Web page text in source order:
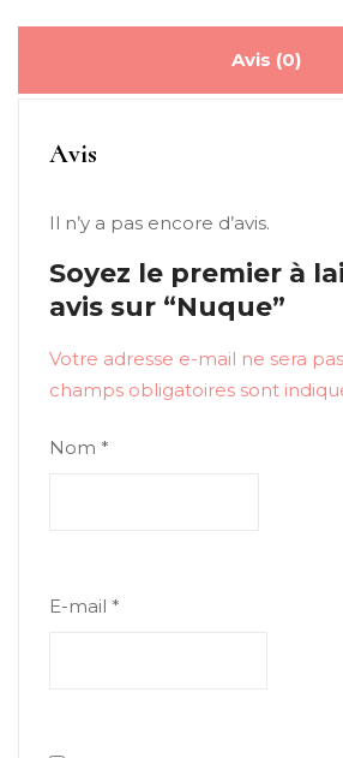
Avis (0)
Avis
Il n’y a pas encore d’avis.
Soyez le premier à
avis sur “Nuque”
Votre adresse e-mail ne sera
champs obligatoires sont
Nom *
E-mail *